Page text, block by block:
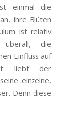
einmal die
ihre Blüten
ist relativ
überall, die
Einfluss auf
liebt der
einzelne,
Denn diese